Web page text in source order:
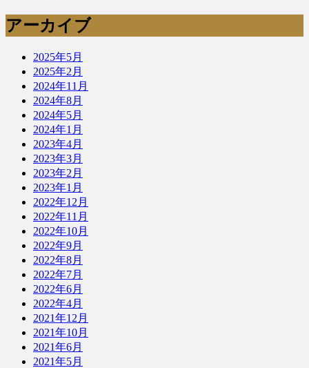
アーカイブ
2025年5月
2025年2月
2024年11月
2024年8月
2024年5月
2024年1月
2023年4月
2023年3月
2023年2月
2023年1月
2022年12月
2022年11月
2022年10月
2022年9月
2022年8月
2022年7月
2022年6月
2022年4月
2021年12月
2021年10月
2021年6月
2021年5月